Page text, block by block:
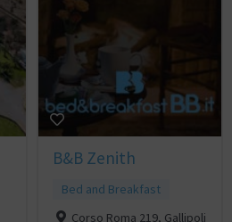
B&B Zenith
Bed and Breakfast
Corso Roma 219, Gallipoli